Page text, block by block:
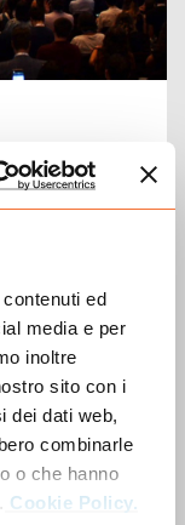
ed
media e per
inoltre
sito con i
dei dati web,
combinarle
o che hanno
Cookie Policy.
e workshop,
partner
la